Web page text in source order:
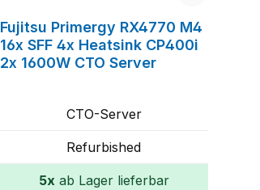
Fujitsu Primergy RX4770 M4
16x SFF 4x Heatsink CP400i
2x 1600W CTO Server
CTO-Server
Refurbished
5x ab Lager lieferbar